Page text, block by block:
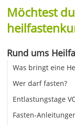
Möchtest
Rund ums
Was bringt eine
Wer darf fasten?
Entlastungstage
Fasten-